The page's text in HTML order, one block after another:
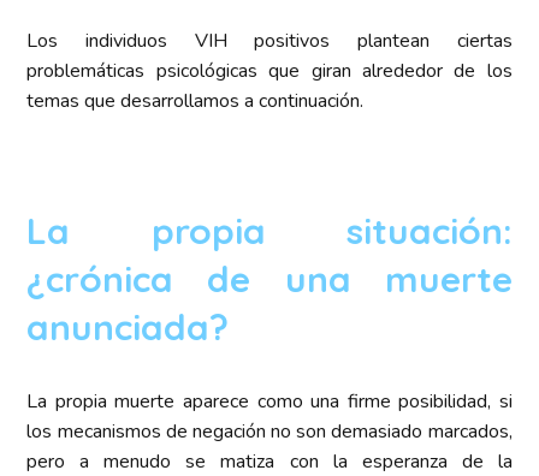
Los individuos VIH positivos plantean ciertas
problemáticas psicológicas que giran alrededor de los
temas que desarrollamos a continuación.
La propia situación:
¿crónica de una muerte
anunciada?
La propia muerte aparece como una firme posibilidad, si
los mecanismos de negación no son demasiado marcados,
pero a menudo se matiza con la esperanza de la